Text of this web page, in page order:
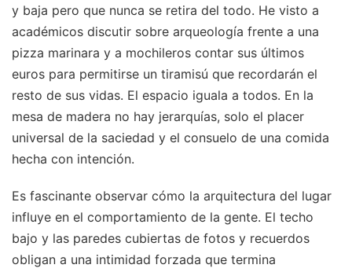
y baja pero que nunca se retira del todo. He visto a
académicos discutir sobre arqueología frente a una
pizza marinara y a mochileros contar sus últimos
euros para permitirse un tiramisú que recordarán el
resto de sus vidas. El espacio iguala a todos. En la
mesa de madera no hay jerarquías, solo el placer
universal de la saciedad y el consuelo de una comida
hecha con intención.
Es fascinante observar cómo la arquitectura del lugar
influye en el comportamiento de la gente. El techo
bajo y las paredes cubiertas de fotos y recuerdos
obligan a una intimidad forzada que termina